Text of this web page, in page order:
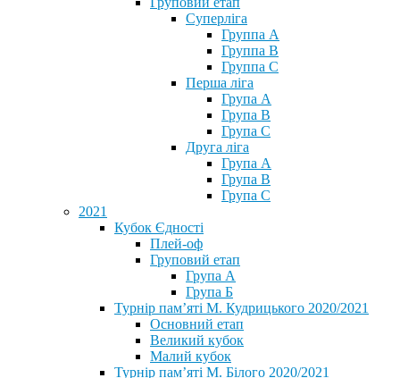
Суперліга
Группа A
Группа B
Группа C
Перша ліга
Група A
Група B
Група C
Друга ліга
Група A
Група B
Група C
2021
Кубок Єдності
Плей-оф
Груповий етап
Група А
Група Б
Турнір пам’яті М. Кудрицького 2020/2021
Основний етап
Великий кубок
Малий кубок
Турнір пам’яті М. Білого 2020/2021